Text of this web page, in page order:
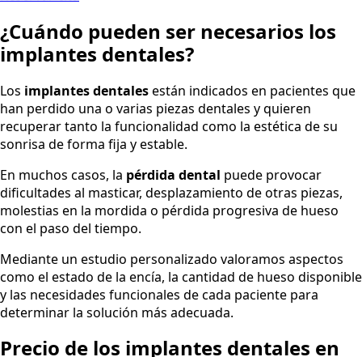
¿Cuándo pueden ser necesarios los
implantes dentales?
Los implantes dentalesestán indicados en pacientes que
han perdido una o varias piezas dentales y quieren
recuperar tanto la funcionalidad como la estética de su
sonrisa de forma fija y estable.
En muchos casos, la pérdida dental puede provocar
dificultades al masticar, desplazamiento de otras piezas,
molestias en la mordida o pérdida progresiva de hueso
con el paso del tiempo.
Mediante un estudio personalizado valoramos aspectos
como el estado de la encía, la cantidad de hueso disponible
y las necesidades funcionales de cada paciente para
determinar la solución más adecuada.
Precio de los implantes dentales en